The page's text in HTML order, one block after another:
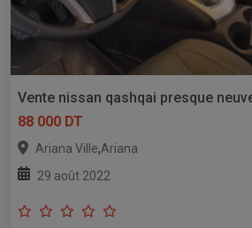
Vente nissan qashqai presque
88 000 DT
Ariana Ville,Ariana
29 août 2022